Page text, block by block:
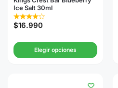
Ice Salt 30ml
$16.990
Elegir opciones